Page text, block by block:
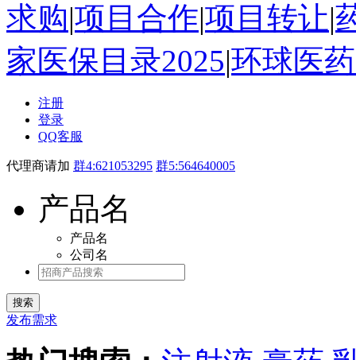
求购|项目合作|项目转让|
家医保目录2025|环球医
注册
登录
QQ客服
代理商请加 群4:621053295 群5:564640005
产品名
产品名
公司名
发布需求